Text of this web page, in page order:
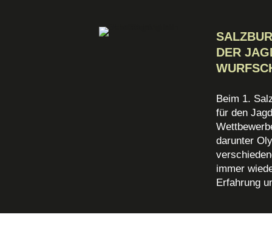
DER
Beim 1.
für den
darunter
immer
Erfahrung